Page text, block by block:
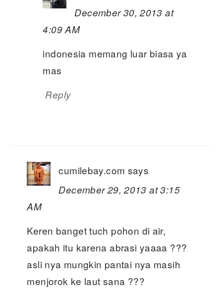
December 30, 2013 at
4:09 AM
indonesia memang luar biasa ya
mas
Reply
cumilebay.com says
December 29, 2013 at 3:15
AM
Keren banget tuch pohon di air,
apakah itu karena abrasi yaaaa ???
asli nya mungkin pantai nya masih
menjorok ke laut sana ???